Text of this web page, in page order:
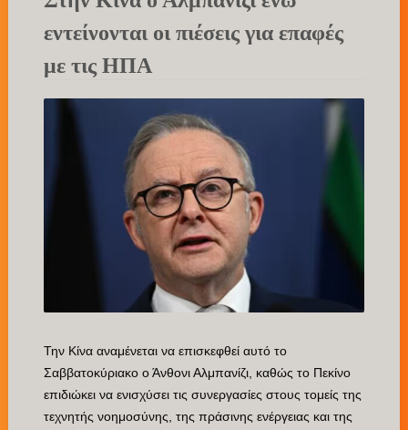
εντείνονται οι πιέσεις για επαφές
με τις ΗΠΑ
Την Κίνα αναμένεται να επισκεφθεί αυτό το
Σαββατοκύριακο ο Άνθονι Αλμπανίζι, καθώς το Πεκίνο
επιδιώκει να ενισχύσει τις συνεργασίες στους τομείς της
τεχνητής νοημοσύνης, της πράσινης ενέργειας και της